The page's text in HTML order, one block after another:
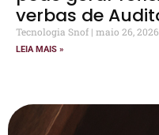
verbas de
Tecnologia Snof maio 26, 2026
LEIA MAIS »